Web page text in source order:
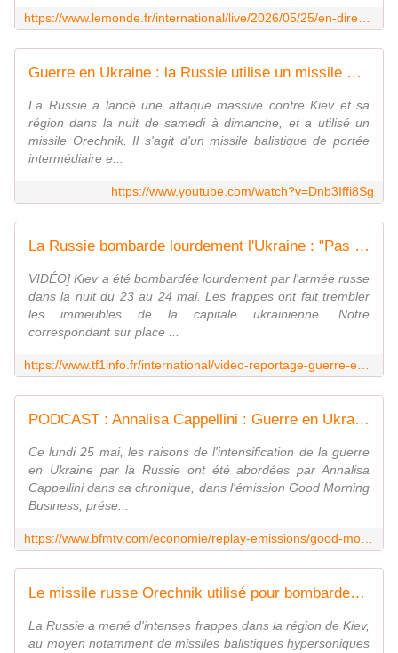
Guerre en Ukraine : la Russie utilise un missile Orechnik dans une attaque massive contre Kiev
La Russie a lancé une attaque massive contre Kiev et sa
région dans la nuit de samedi à dimanche, et a utilisé un
missile Orechnik. Il s'agit d'un missile balistique de portée
intermédiaire e...
https://www.youtube.com/watch?v=Dnb3Iffi8Sg
La Russie bombarde lourdement l'Ukraine : "Pas un quartier de la capitale n'aura été épargné par ces frappes" | TF1 Info
VIDÉO] Kiev a été bombardée lourdement par l'armée russe
dans la nuit du 23 au 24 mai. Les frappes ont fait trembler
les immeubles de la capitale ukrainienne. Notre
correspondant sur place ...
PODCAST : Annalisa Cappellini : Guerre en Ukraine, la Russie dans une impasse - 25/05
Ce lundi 25 mai, les raisons de l'intensification de la guerre
en Ukraine par la Russie ont été abordées par Annalisa
Cappellini dans sa chronique, dans l'émission Good Morning
Business, prése...
Le missile russe Orechnik utilisé pour bombarder Kiev, von der Leyen condamne un acte "terroriste"
La Russie a mené d'intenses ​frappes dans la région de Kiev,
au moyen notamment de missiles balistiques hypersoniques